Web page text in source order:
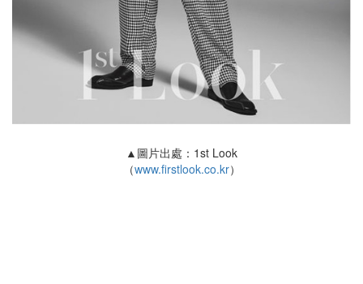
▲圖片出處：1st Look
（www.firstlook.co.kr）